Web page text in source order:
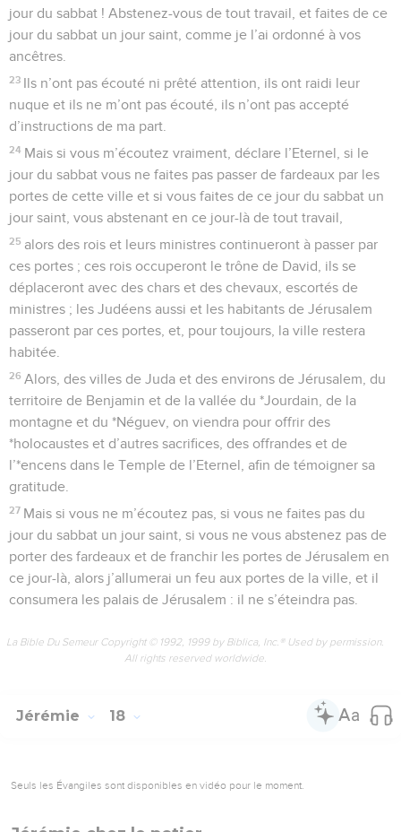
jour du sabbat ! Abstenez-vous de tout travail, et faites de ce
jour du sabbat un jour saint, comme je l’ai ordonné à vos
ancêtres.
23 Ils n’ont pas écouté ni prêté attention, ils ont raidi leur
nuque et ils ne m’ont pas écouté, ils n’ont pas accepté
d’instructions de ma part.
24 Mais si vous m’écoutez vraiment, déclare l’Eternel, si le
jour du sabbat vous ne faites pas passer de fardeaux par les
portes de cette ville et si vous faites de ce jour du sabbat un
jour saint, vous abstenant en ce jour-là de tout travail,
25 alors des rois et leurs ministres continueront à passer par
ces portes ; ces rois occuperont le trône de David, ils se
déplaceront avec des chars et des chevaux, escortés de
ministres ; les Judéens aussi et les habitants de Jérusalem
passeront par ces portes, et, pour toujours, la ville restera
habitée.
26 Alors, des villes de Juda et des environs de Jérusalem, du
territoire de Benjamin et de la vallée du *Jourdain, de la
montagne et du *Néguev, on viendra pour offrir des
*holocaustes et d’autres sacrifices, des offrandes et de
l’*encens dans le Temple de l’Eternel, afin de témoigner sa
gratitude.
27 Mais si vous ne m’écoutez pas, si vous ne faites pas du
jour du sabbat un jour saint, si vous ne vous abstenez pas de
porter des fardeaux et de franchir les portes de Jérusalem en
ce jour-là, alors j’allumerai un feu aux portes de la ville, et il
consumera les palais de Jérusalem : il ne s’éteindra pas.
La Bible Du Semeur Copyright © 1992, 1999 by Biblica, Inc.® Used by permission.
All rights reserved worldwide.
Jérémie 18
Seuls les Évangiles sont disponibles en vidéo pour le moment.